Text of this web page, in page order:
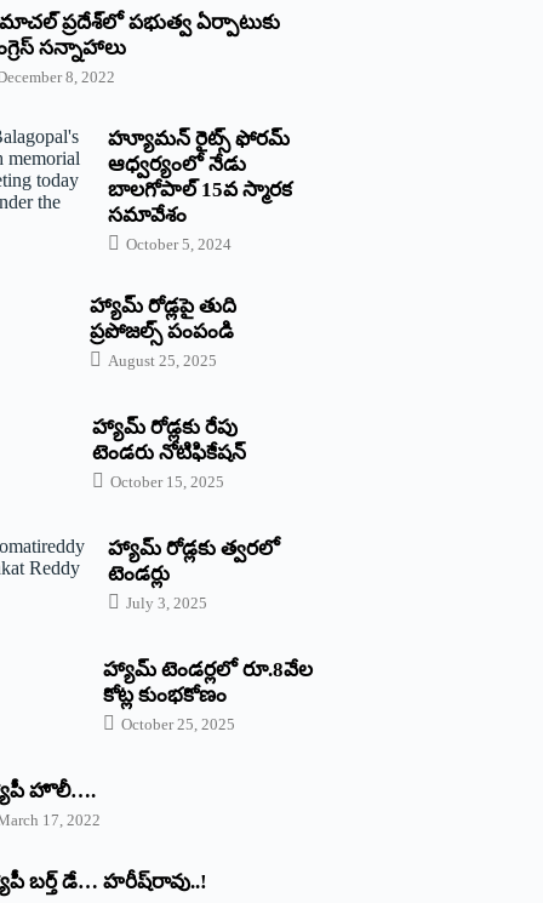
‌ప్రదేశ్‌లో పభుత్వ ఏర్పాటుకు
‌సన్నాహాలు
8, 2022
హ్యూమన్‌ రైట్స్‌ ఫోరమ్‌
ఆధ్వర్యంలో నేడు
బాలగోపాల్‌ 15వ స్మారక
సమావేశం
October 5, 2024
హ్యామ్‌ రోడ్లపై తుది
ప్రపోజల్స్‌ పంపండి
August 25, 2025
హ్యామ్‌ రోడ్లకు రేపు
టెండరు నోటిఫికేషన్‌
October 15, 2025
హ్యామ్‌ రోడ్లకు త్వరలో
టెండర్లు
July 3, 2025
హ్యామ్‌ ‌టెండర్లలో రూ.8వేల
కోట్ల కుంభకోణం
October 25, 2025
హొలీ….
17, 2022
బర్త్ ‌డే… హరీష్‌రావు..!